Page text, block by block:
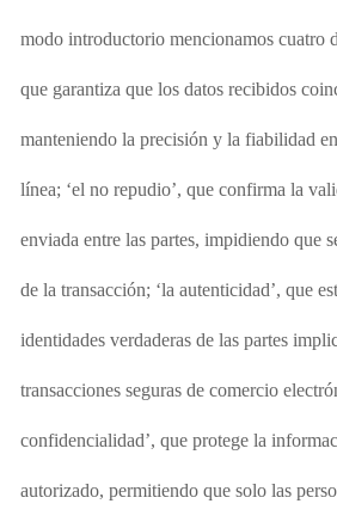
modo introductorio mencionamos cuatro
que garantiza que los datos recibidos
manteniendo la precisión y la fiabilidad
línea; ‘el no repudio’, que confirma la
enviada entre las partes, impidiendoque
dela transacción; ‘la autenticidad’, que
identidades verdaderas de las partes
transacciones seguras de comercio
confidencialidad’, que protege la
autorizado, permitiendoque solo las